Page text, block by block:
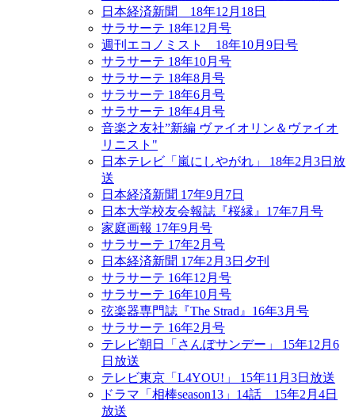
日本経済新聞 18年12月18日
サラサーテ 18年12月号
週刊エコノミスト 18年10月9日号
サラサーテ 18年10月号
サラサーテ 18年8月号
サラサーテ 18年6月号
サラサーテ 18年4月号
音楽之友社”新編 ヴァイオリン＆ヴァイオ
リニスト"
日本テレビ「嵐にしやがれ」 18年2月3日放
送
日本経済新聞 17年9月7日
日本大学校友会報誌『桜縁』17年7月号
家庭画報 17年9月号
サラサーテ 17年2月号
日本経済新聞 17年2月3日夕刊
サラサーテ 16年12月号
サラサーテ 16年10月号
弦楽器専門誌『The Strad』16年3月号
サラサーテ 16年2月号
テレビ朝日「さんぽサンデー」 15年12月6
日放送
テレビ東京「L4YOU!」 15年11月3日放送
ドラマ「相棒season13」14話 15年2月4日
放送